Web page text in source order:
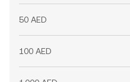
50 AED
100 AED